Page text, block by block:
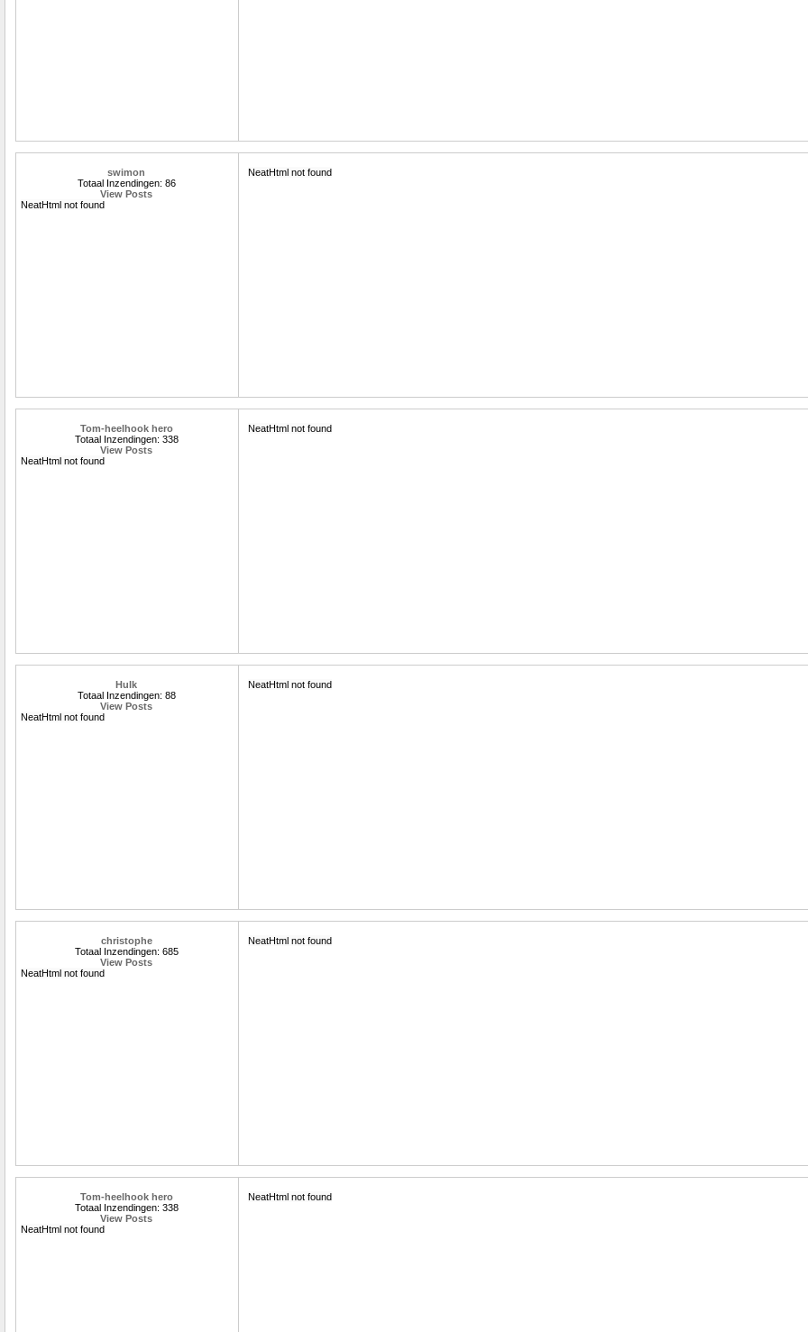
swimon
Totaal Inzendingen: 86
View Posts
NeatHtml not found
NeatHtml not found
Tom-heelhook hero
Totaal Inzendingen: 338
View Posts
NeatHtml not found
NeatHtml not found
Hulk
Totaal Inzendingen: 88
View Posts
NeatHtml not found
NeatHtml not found
christophe
Totaal Inzendingen: 685
View Posts
NeatHtml not found
NeatHtml not found
Tom-heelhook hero
Totaal Inzendingen: 338
View Posts
NeatHtml not found
NeatHtml not found